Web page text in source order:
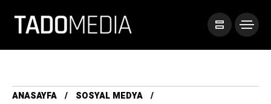
ANASAYFA
SOSYAL MEDYA